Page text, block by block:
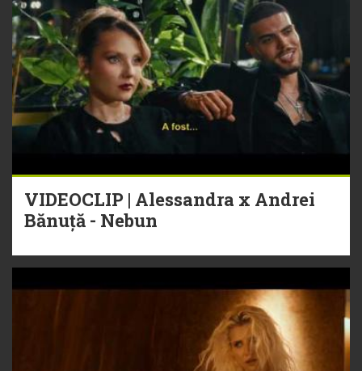
VIDEOCLIP | Alessandra x Andrei
Bănuță - Nebun